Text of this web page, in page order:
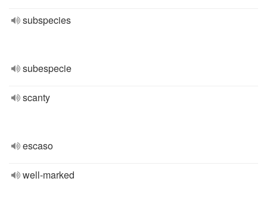
subspecies
subespecie
scanty
escaso
well-marked